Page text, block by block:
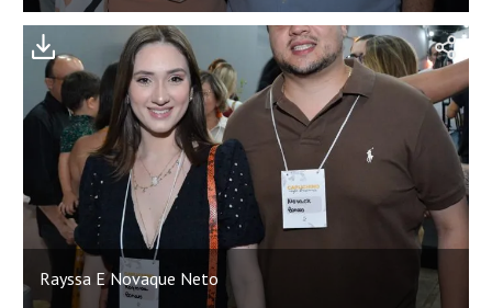
;
Rayssa E Novaque Neto